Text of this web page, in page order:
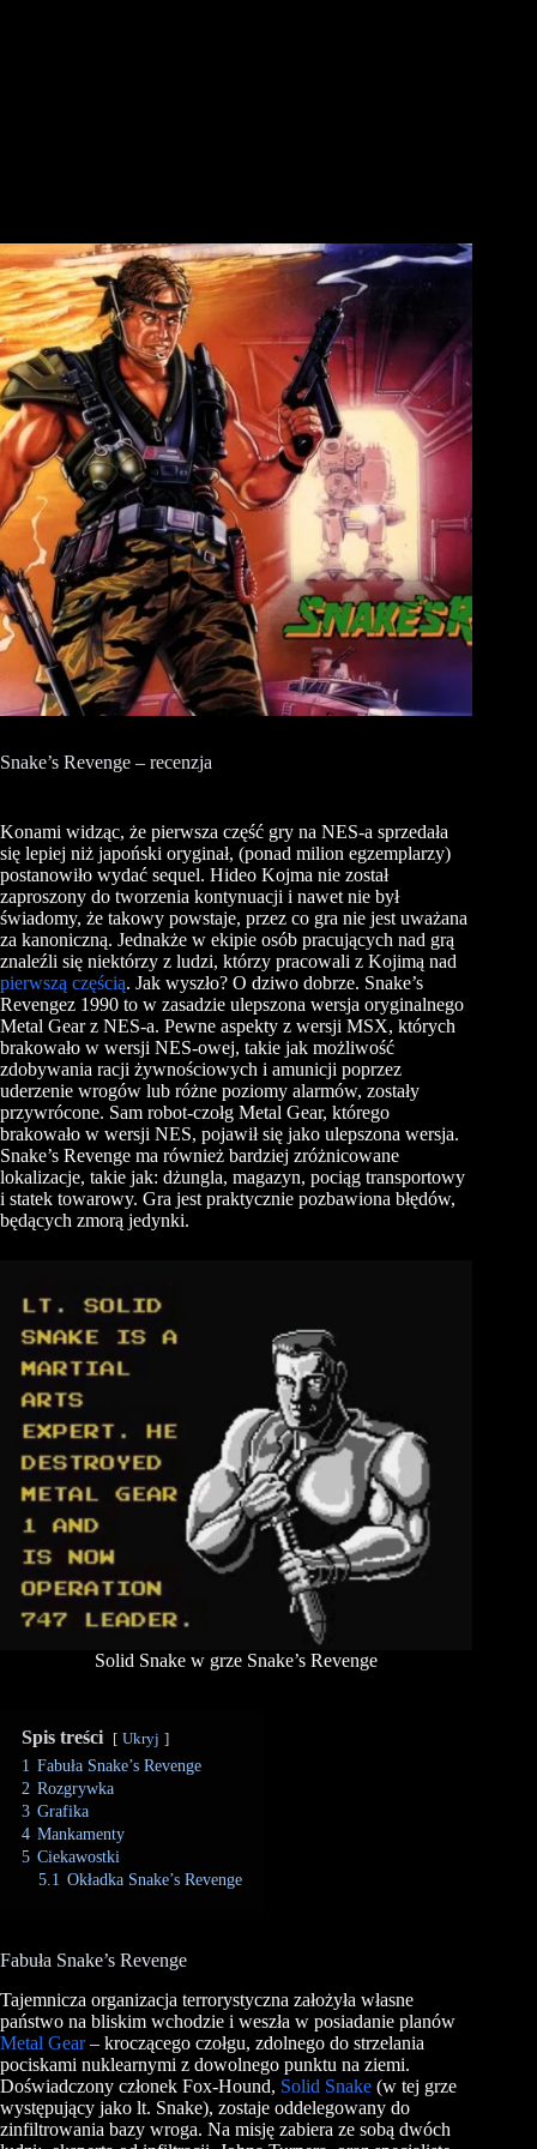
Snake’s Revenge – recenzja
Konami widząc, że pierwsza część gry na NES-a sprzedała
się lepiej niż japoński oryginał, (ponad milion egzemplarzy)
postanowiło wydać sequel. Hideo Kojma nie został
zaproszony do tworzenia kontynuacji i nawet nie był
świadomy, że takowy powstaje, przez co gra nie jest uważana
za kanoniczną. Jednakże w ekipie osób pracujących nad grą
znaleźli się niektórzy z ludzi, którzy pracowali z Kojimą nad
pierwszą częścią. Jak wyszło? O dziwo dobrze. Snake’s
Revengez 1990 to w zasadzie ulepszona wersja oryginalnego
Metal Gear z NES-a. Pewne aspekty z wersji MSX, których
brakowało w wersji NES-owej, takie jak możliwość
zdobywania racji żywnościowych i amunicji poprzez
uderzenie wrogów lub różne poziomy alarmów, zostały
przywrócone. Sam robot-czołg Metal Gear, którego
brakowało w wersji NES, pojawił się jako ulepszona wersja.
Snake’s Revenge ma również bardziej zróżnicowane
lokalizacje, takie jak: dżungla, magazyn, pociąg transportowy
i statek towarowy. Gra jest praktycznie pozbawiona błędów,
będących zmorą jedynki.
Solid Snake w grze Snake’s Revenge
Spis treści Ukryj
1 Fabuła Snake’s Revenge
2 Rozgrywka
3 Grafika
4 Mankamenty
5 Ciekawostki
5.1 Okładka Snake’s Revenge
Fabuła Snake’s Revenge
Tajemnicza organizacja terrorystyczna założyła własne
państwo na bliskim wchodzie i weszła w posiadanie planów
Metal Gear– kroczącego czołgu, zdolnego do strzelania
pociskami nuklearnymi z dowolnego punktu na ziemi.
Doświadczony członek Fox-Hound, Solid Snake (w tej grze
występujący jako lt. Snake), zostaje oddelegowany do
zinfiltrowania bazy wroga. Na misję zabiera ze sobą dwóch